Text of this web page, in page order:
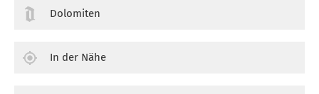
Dolomiten
In der Nähe